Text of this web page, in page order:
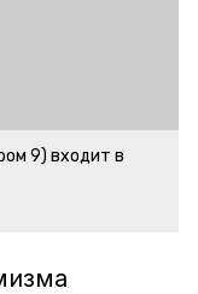
9) входит в